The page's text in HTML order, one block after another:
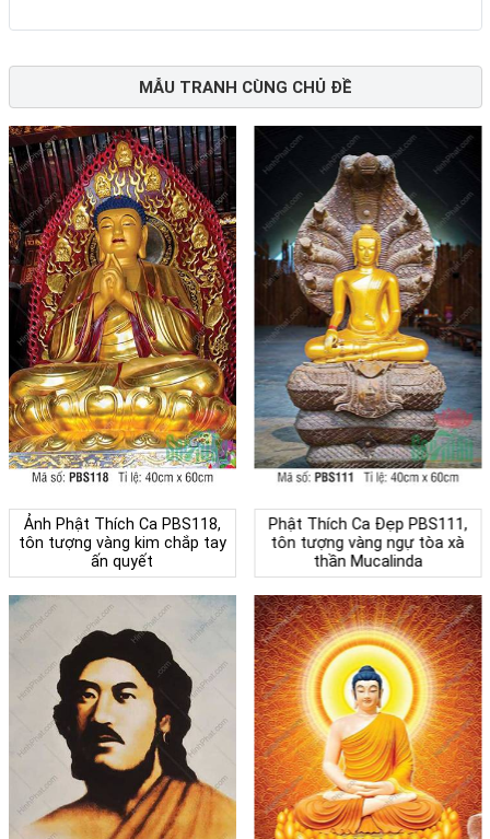
MẪU TRANH CÙNG CHỦ ĐỀ
Ảnh Phật Thích Ca PBS118,
tôn tượng vàng kim chắp tay
ấn quyết
Phật Thích Ca Đẹp PBS111,
tôn tượng vàng ngự tòa xà
thần Mucalinda